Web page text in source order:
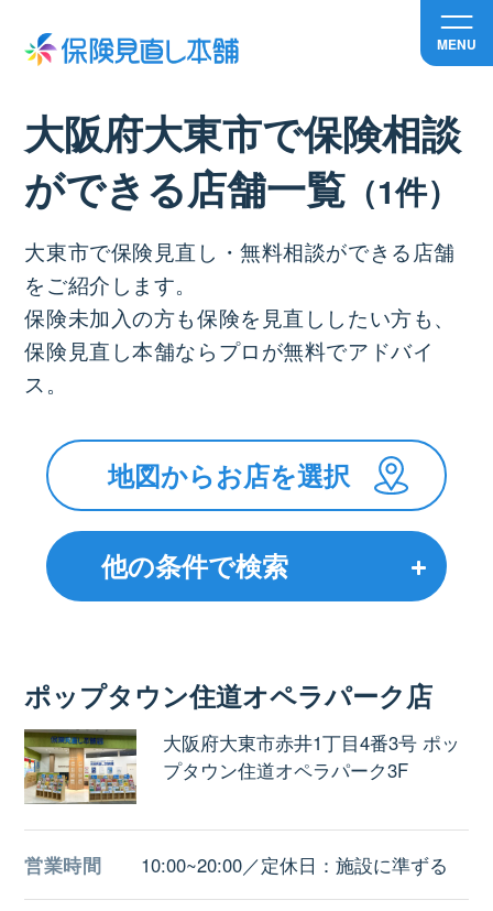
MENU
大阪府大東市で保険相談
ができる店舗⼀覧 （1件）
大東市で保険見直し・無料相談ができる店舗
をご紹介します。
保険未加入の方も保険を見直ししたい方も、
保険見直し本舗ならプロが無料でアドバイ
ス。
地図からお店を選択
他の条件で検索
ポップタウン住道オペラパーク店
大阪府大東市赤井1丁目4番3号 ポッ
プタウン住道オペラパーク3F
営業時間 10:00~20:00／定休日：施設に準ずる